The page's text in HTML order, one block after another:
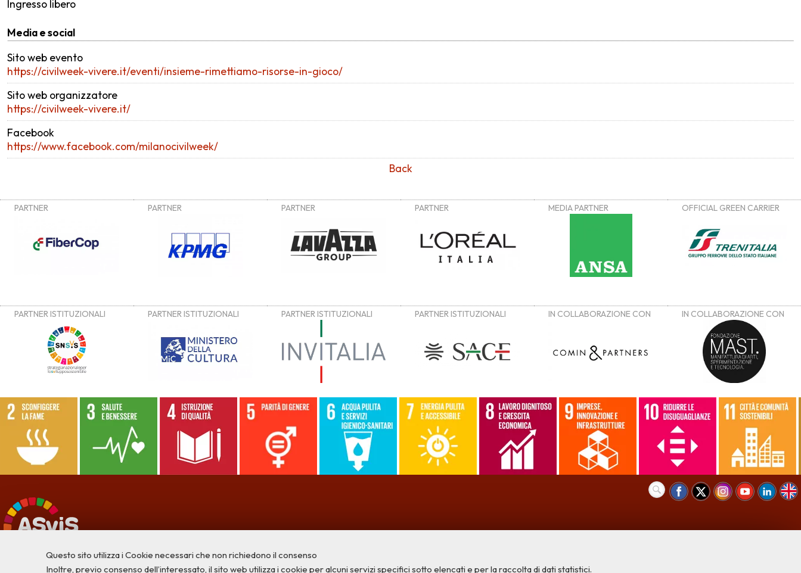
Questo sito utilizza i Cookie necessari che non richiedono il consenso
Inoltre, previo consenso dell’interessato, il sito web utilizza i cookie per alcuni servizi specifici sotto elencati e per la raccolta di dati statistici.
Ingresso libero
Media e social
Sito web evento
https://civilweek-vivere.it/eventi/insieme-rimettiamo-risorse-in-gioco/
Sito web organizzatore
https://civilweek-vivere.it/
Facebook
https://www.facebook.com/milanocivilweek/
Back